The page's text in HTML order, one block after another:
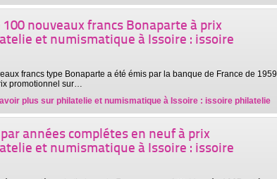
nouveaux francs Bonaparte à prix
et numismatique à Issoire : issoire
francs type Bonaparte a été émis par la banque de France de 1959
promotionnel sur…
plus sur philatelie et numismatique à Issoire : issoire philatelie
années complétes en neuf à prix
et numismatique à Issoire : issoire